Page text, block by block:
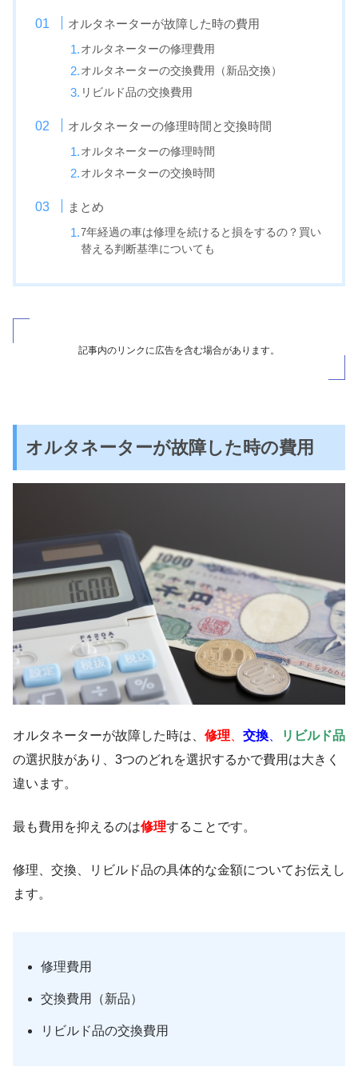
オルタネーターが故障した時の費用
オルタネーターの修理費用
オルタネーターの交換費用（新品交換）
リビルド品の交換費用
オルタネーターの修理時間と交換時間
オルタネーターの修理時間
オルタネーターの交換時間
まとめ
7年経過の車は修理を続けると損をするの？買い
替える判断基準についても
記事内のリンクに広告を含む場合があります。
オルタネーターが故障した時の費用
オルタネーターが故障した時は、 修理 交換
リビルド品
の選択肢があり、3つのどれを選択するかで費用は大きく
違います。
最も費用を抑えるのは修理することです。
修理、交換、リビルド品の具体的な金額についてお伝えし
ます。
修理費用
交換費用（新品）
リビルド品の交換費用